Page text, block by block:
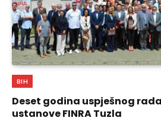
BIH
Deset godina uspješnog
ustanove FINRA Tuzla